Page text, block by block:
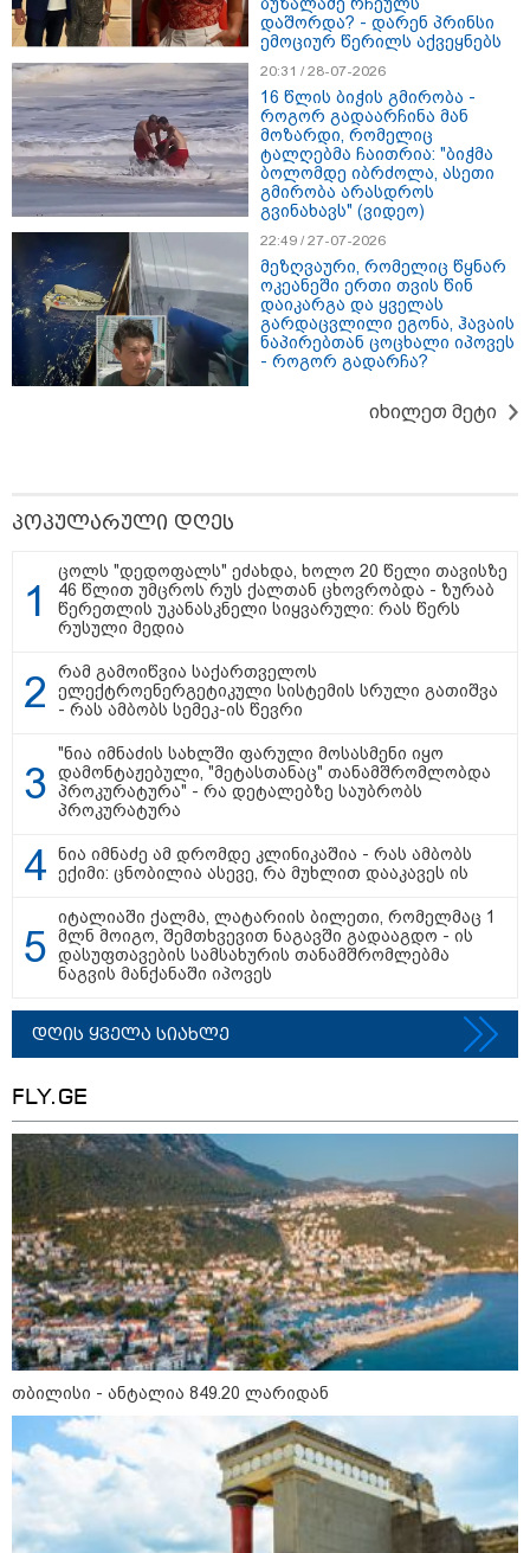
"15 წლის წინ ჩადენილი
დანაშაული, 5-ჯერ შეცვლილი
მოსამართლე, 4-ჯერ თავიდან
დაწყებული საქმე... მადლობა
პროკურატურას, მათ გარეშე ეს
შედეგი არ დადგებოდა" - ქეთა
ხარძიანი
კატეგორიის ყველა სიახლე
ყველაზე კარგი/ცუდი ქვეყნები
ემიგრანტებისთვის 2026 წელს
რეიტინგი
აფრიკის ქვეყნები ამერიკულ
14:14 / 06-08-2026
"მეც ერთ-ერთი მათგანი ვიყავი, ვინც
ლიფტში გაიჭედა" - ლევან მახაშვილი
16:37 / 06-08-2026
"აბსოლუტურად ყალბი
შინაარსი იქმნება სოციალურ
მედიაში, არარსებული
ადამიანები, საუბრობენ,
თითქოს საქართველოში
უარყოფითი გარემოა რუსი
ტურისტებისთვის" - პრემიერი
ბუზალაძე რჩეულს
დაშორდა? - დარენ პრინსი
ემოციურ წერილს აქვეყნებს
20:31 / 28-07-2026
16 წლის ბიჭის გმირობა -
როგორ გადაარჩინა მან
მოზარდი, რომელიც
ტალღებმა ჩაითრია: "ბიჭმა
ბოლომდე იბრძოლა, ასეთი
გმირობა არასდროს
გვინახავს" (ვიდეო)
22:49 / 27-07-2026
მეზღვაური, რომელიც წყნარ
ოკეანეში ერთი თვის წინ
დაიკარგა და ყველას
გარდაცვლილი ეგონა, ჰავაის
ნაპირებთან ცოცხალი იპოვეს
- როგორ გადარჩა?
იხილეთ მეტი
პოპულარული დღეს
ცოლს "დედოფალს" ეძახდა, ხოლო 20 წელი თავისზე
46 წლით უმცროს რუს ქალთან ცხოვრობდა - ზურაბ
წერეთლის უკანასკნელი სიყვარული: რას წერს
რუსული მედია
რამ გამოიწვია საქართველოს
ელექტროენერგეტიკული სისტემის სრული გათიშვა
- რას ამბობს სემეკ-ის წევრი
"ნია იმნაძის სახლში ფარული მოსასმენი იყო
დამონტაჟებული, "მეტასთანაც" თანამშრომლობდა
პროკურატურა" - რა დეტალებზე საუბრობს
პროკურატურა
ნია იმნაძე ამ დრომდე კლინიკაშია - რას ამბობს
ექიმი: ცნობილია ასევე, რა მუხლით დააკავეს ის
იტალიაში ქალმა, ლატარიის ბილეთი, რომელმაც 1
მლნ მოიგო, შემთხვევით ნაგავში გადააგდო - ის
დასუფთავების სამსახურის თანამშრომლებმა
ნაგვის მანქანაში იპოვეს
დღის ყველა სიახლე
FLY.GE
თბილისი - ანტალია 849.20 ლარიდან